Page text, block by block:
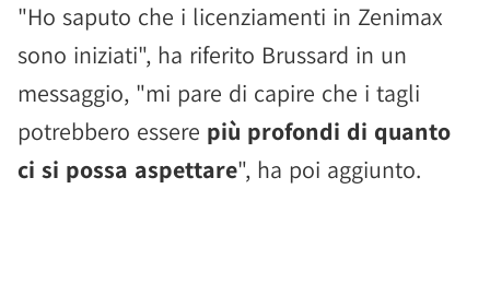
"Ho saputo che i licenziamenti in Zenimax
sono iniziati", ha riferito Brussard in un
messaggio, "mi pare di capire che i tagli
potrebbero essere più profondi di quanto
ci si possa aspettare", ha poi aggiunto.